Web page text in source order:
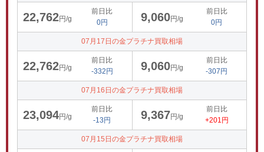
22,762円/g
前日比
0円
9,060円/g
前日比
0円
07月17日の金プラチナ買取相場
22,762円/g
前日比
-332円
9,060円/g
前日比
-307円
07月16日の金プラチナ買取相場
23,094円/g
前日比
-13円
9,367円/g
前日比
+201円
07月15日の金プラチナ買取相場